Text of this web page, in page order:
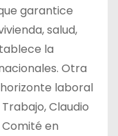
garantice
salud,
la
Otra
laboral
Claudio
en